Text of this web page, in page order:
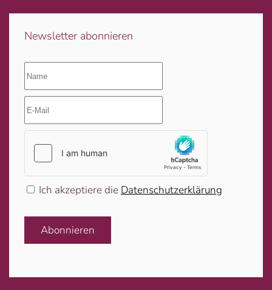
Newsletter abonnieren
Ich akzeptiere die Datenschutzerklärung
Abonnieren